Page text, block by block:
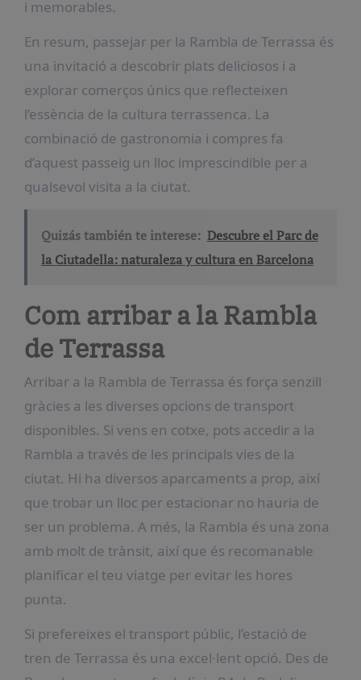
i memorables.
En resum, passejar per la Rambla de Terrassa és
una invitació a descobrir plats deliciosos i a
explorar comerços únics que reflecteixen
l’essència de la cultura terrassenca. La
combinació de gastronomia i compres fa
d’aquest passeig un lloc imprescindible per a
qualsevol visita a la ciutat.
Quizás también te interese: Descubre el Parc de
la Ciutadella: naturaleza y cultura en Barcelona
Com arribar a la Rambla
de Terrassa
Arribar a la Rambla de Terrassa és força senzill
gràcies a les diverses opcions de transport
disponibles. Si vens en cotxe, pots accedir a la
Rambla a través de les principals vies de la
ciutat. Hi ha diversos aparcaments a prop, així
que trobar un lloc per estacionar no hauria de
ser un problema. A més, la Rambla és una zona
amb molt de trànsit, així que és recomanable
planificar el teu viatge per evitar les hores
punta.
Si prefereixes el transport públic, l’estació de
tren de Terrassa és una excel·lent opció. Des de